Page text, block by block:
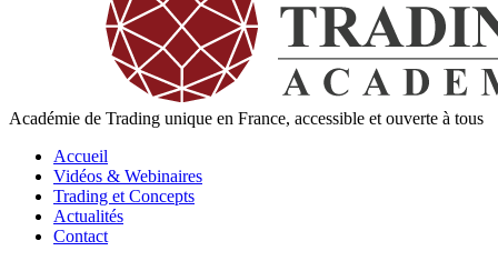
Académie de Trading unique en France, accessible et ouverte à tous
Accueil
Vidéos & Webinaires
Trading et Concepts
Actualités
Contact